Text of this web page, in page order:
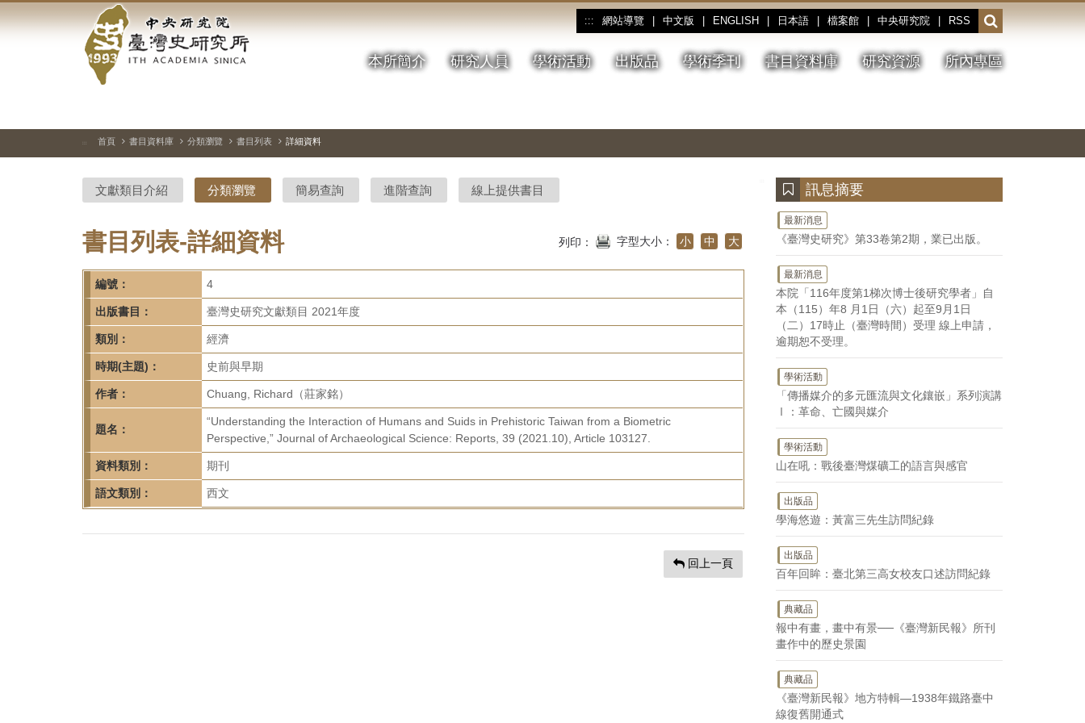
到
中
央
研
院-
臺
灣
史
研
究
所-
首
頁
::: 網站導覽 中文版 ENGLISH 日本語 檔案館 中央研究院 RSS
開
啟
或
收
本所簡介 研究人員 學術活動 出版品 學術季刊 書目資料庫 研究資源 所內專區
停、
圖
圖
結
::: 首頁 書目資料庫 分類瀏覽 書目列表 詳細資料
文獻類目介紹 分類瀏覽 簡易查詢 進階查詢 線上提供書目
書目列表-詳細資料 列印： 字型大小： 小 中 大
編號： 4
出版書目： 臺灣史研究文獻類目 2021年度
類別： 經濟
時期(主題)： 史前與早期
作者： Chuang, Richard（莊家銘）
題名：
“Understanding the Interaction of Humans and Suids in Prehistoric Taiwan from a Biometric
Perspective,” Journal of Archaeological Science: Reports, 39 (2021.10), Article 103127.
資料類別： 期刊
語文類別： 西文
回上一頁
訊息摘要
最新消息
《臺灣史研究》第33卷第2期，業已出版。
最新消息
本院「116年度第1梯次博士後研究學者」自
本（115）年8 月1日（六）起至9月1日
（二）17時止（臺灣時間）受理 線上申請，
逾期恕不受理。
學術活動
「傳播媒介的多元匯流與文化鑲嵌」系列演講
Ⅰ：革命、亡國與媒介
學術活動
山在吼：戰後臺灣煤礦工的語言與感官
出版品
學海悠遊：黃富三先生訪問紀錄
出版品
百年回眸：臺北第三高女校友口述訪問紀錄
典藏品
報中有畫，畫中有景──《臺灣新民報》所刊
畫作中的歷史景園
典藏品
《臺灣新民報》地方特輯—1938年鐵路臺中
線復舊開通式